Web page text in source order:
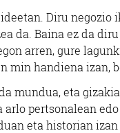
Diru negozio
da. Baina ez da
arren, gure
handiena izan,
mundua, eta
pertsonalean
eta historian